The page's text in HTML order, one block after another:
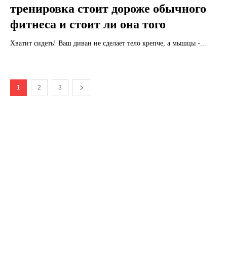
тренировка стоит дороже обычного
фитнеса и стоит ли она того
Хватит сидеть! Ваш диван не сделает тело крепче, а мышцы -...
1 2 3